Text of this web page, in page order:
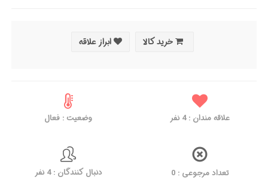
خرید کالا ابراز علاقه
علاقه مندان :4 نفر وضعیت : فعال
تعداد مرجوعی : 0 دنبال کنندگان : 4 نفر